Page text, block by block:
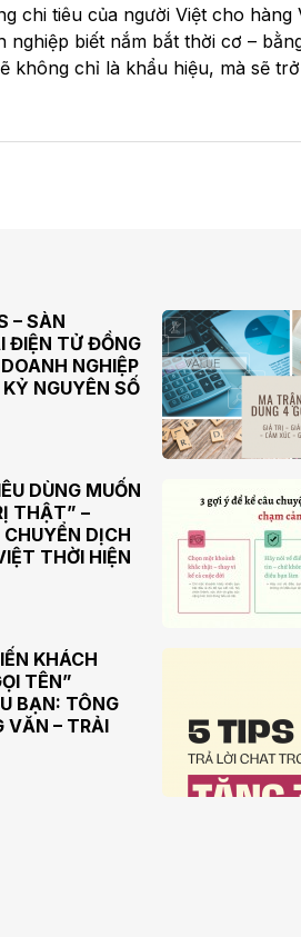
chi tiêu của người Việt cho
biết nắm bắt thời cơ –
không chỉ là khẩu hiệu, mà sẽ
– SÀN
ĐIỆN TỬ ĐỒNG
NGHIỆP
NGUYÊN SỐ
DÙNG MUỐN
THẬT” –
DỊCH
THỜI HIỆN
KHÁCH
TÊN”
BẠN: TÔNG
VĂN – TRẢI